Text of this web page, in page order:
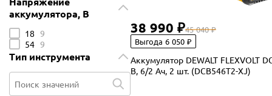
аккумулятора, В
18
9
54 9
Тип инструмента
38 990 ₽45 040 ₽
Выгода 6 050 ₽
Аккумулятор DEWALT FLEXVOLT
В, 6/2 Ач, 2 шт. (DCB546T2-XJ)